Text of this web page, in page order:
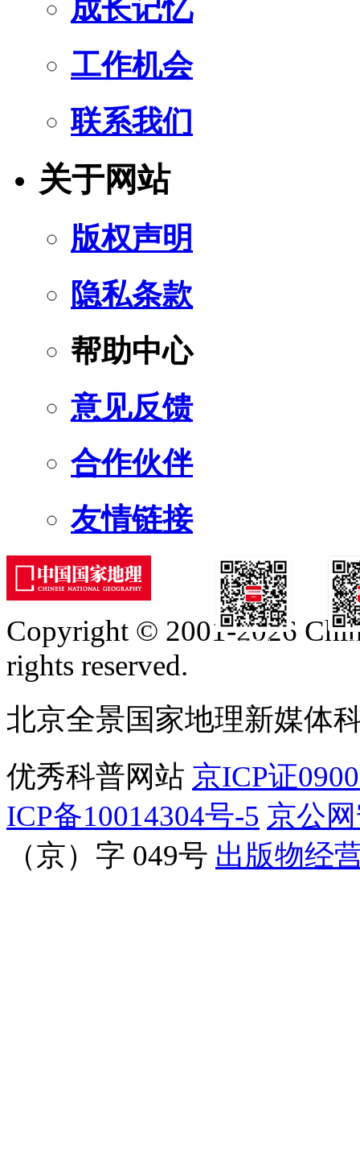
成长记忆
工作机会
联系我们
关于网站
版权声明
隐私条款
帮助中心
意见反馈
合作伙伴
友情链接
订阅号
Copyright © 2001-2026
rights reserved.
北京全景国家地理新媒体
优秀科普网站 京ICP证
ICP备10014304号-5 京公
（京）字 049号 出版物经